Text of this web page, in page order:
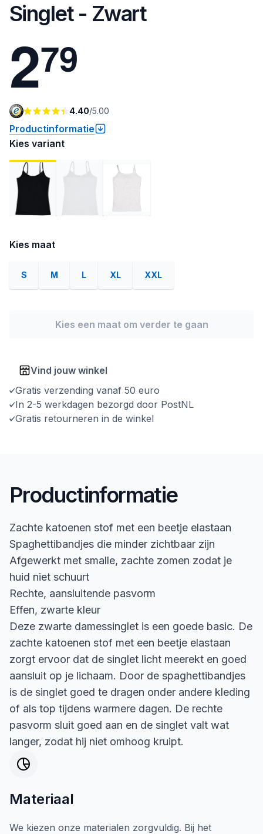
Singlet - Zwart
279
4.40/5.00
Productinformatie
Kies variant
Kies maat
S M L XL XXL
Kies een maat om verder te gaan
Vind jouw winkel
Gratis verzending vanaf 50 euro
In 2-5 werkdagen bezorgd door PostNL
Gratis retourneren in de winkel
Productinformatie
Zachte katoenen stof met een beetje elastaan
Spaghettibandjes die minder zichtbaar zijn
Afgewerkt met smalle, zachte zomen zodat je
huid niet schuurt
Rechte, aansluitende pasvorm
Effen, zwarte kleur
Deze zwarte damessinglet is een goede basic. De
zachte katoenen stof met een beetje elastaan
zorgt ervoor dat de singlet licht meerekt en goed
aansluit op je lichaam. Door de spaghettibandjes
is de singlet goed te dragen onder andere kleding
of als top tijdens warmere dagen. De rechte
pasvorm sluit goed aan en de singlet valt wat
langer, zodat hij niet omhoog kruipt.
Materiaal
We kiezen onze materialen zorgvuldig. Bij het